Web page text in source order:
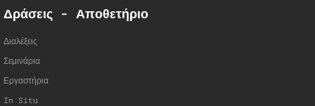
Δράσεις - Αποθετήριο
Διαλέξεις
Σεμινάρια
Εργαστήρια
In Situ